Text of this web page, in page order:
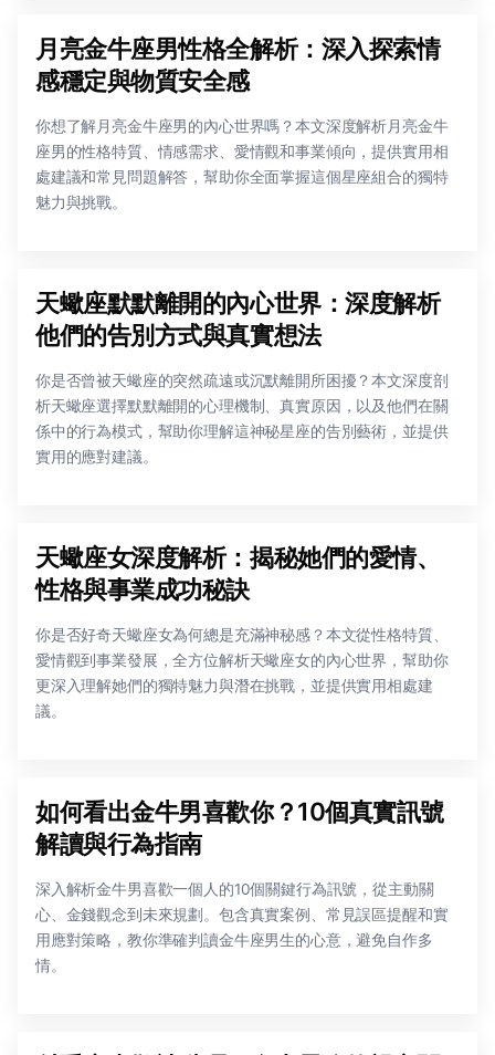
月亮金牛座男性格全解析：深入探索情
感穩定與物質安全感
你想了解月亮金牛座男的內心世界嗎？本文深度解析月亮金牛
座男的性格特質、情感需求、愛情觀和事業傾向，提供實用相
處建議和常見問題解答，幫助你全面掌握這個星座組合的獨特
魅力與挑戰。
天蠍座默默離開的內心世界：深度解析
他們的告別方式與真實想法
你是否曾被天蠍座的突然疏遠或沉默離開所困擾？本文深度剖
析天蠍座選擇默默離開的心理機制、真實原因，以及他們在關
係中的行為模式，幫助你理解這神秘星座的告別藝術，並提供
實用的應對建議。
天蠍座女深度解析：揭秘她們的愛情、
性格與事業成功秘訣
你是否好奇天蠍座女為何總是充滿神秘感？本文從性格特質、
愛情觀到事業發展，全方位解析天蠍座女的內心世界，幫助你
更深入理解她們的獨特魅力與潛在挑戰，並提供實用相處建
議。
如何看出金牛男喜歡你？10個真實訊號
解讀與行為指南
深入解析金牛男喜歡一個人的10個關鍵行為訊號，從主動關
心、金錢觀念到未來規劃。包含真實案例、常見誤區提醒和實
用應對策略，教你準確判讀金牛座男生的心意，避免自作多
情。